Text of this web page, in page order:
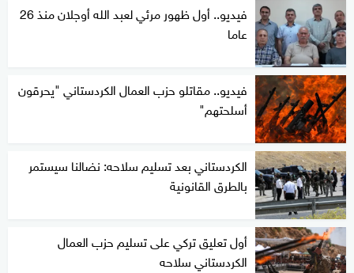
فيديو.. أول ظهور مرئي لعبد الله أوجلان منذ 26
عاما
فيديو.. مقاتلو حزب العمال الكردستاني "يحرقون
أسلحتهم"
الكردستاني بعد تسليم سلاحه: نضالنا سيستمر
بالطرق القانونية
أول تعليق تركي على تسليم حزب العمال
الكردستاني سلاحه